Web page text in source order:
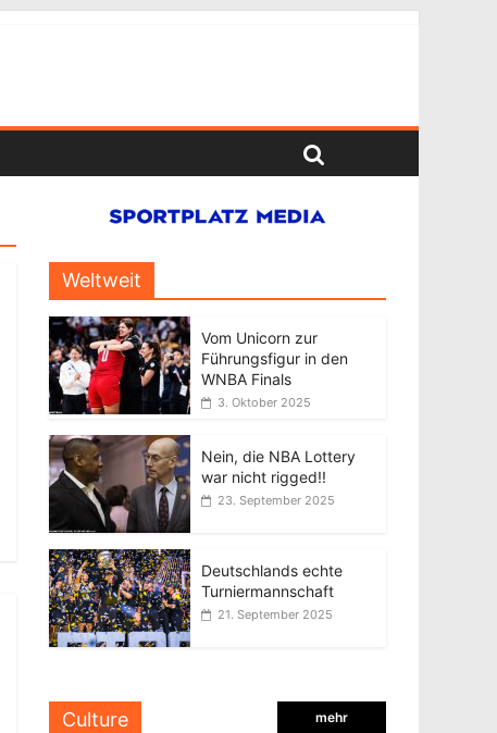
Weltweit
Vom Unicorn zur
Führungsfigur in den
WNBA Finals
3. Oktober 2025
Nein, die NBA Lottery
war nicht rigged!!
23. September 2025
Deutschlands echte
Turniermannschaft
21. September 2025
Culture mehr